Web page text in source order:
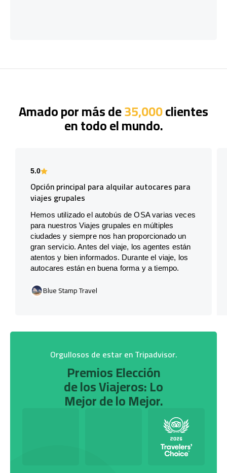
Amado por más de35,000clientes
en todo el mundo.
5.0
Opción principal para alquilar autocares para
viajes grupales
Hemos utilizado el autobús de OSA varias veces
para nuestros Viajes grupales en múltiples
ciudades y siempre nos han proporcionado un
gran servicio. Antes del viaje, los agentes están
atentos y bien informados. Durante el viaje, los
autocares están en buena forma y a tiempo.
Blue Stamp Travel
Orgullosos de estar en Tripadvisor.
Premios Elección
de los Viajeros: Lo
Mejor de lo Mejor.